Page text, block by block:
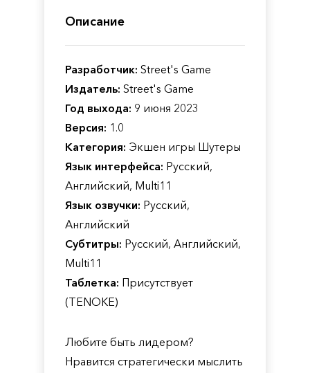
Описание
Разработчик: Street's Game
Издатель: Street's Game
Год выхода: 9 июня 2023
Версия: 1.0
Категория: Экшен игры Шутеры
Язык интерфейса: Русский,
Английский, Multi11
Язык озвучки: Русский,
Английский
Субтитры: Русский, Английский,
Multi11
Таблетка: Присутствует
(TENOKE)
Любите быть лидером?
Нравится стратегически мыслить